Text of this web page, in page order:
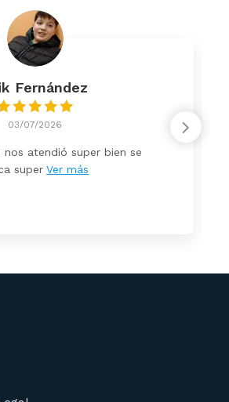
Fernández
03/07/2026
nos atendió super bien se
super Ver más